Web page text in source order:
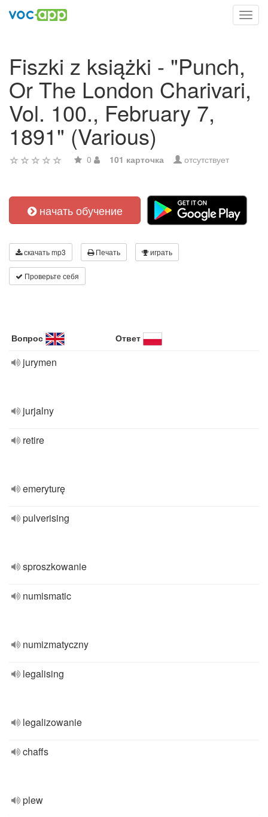
Fiszki z książki - "Punch,
Or The London Charivari,
Vol. 100., February 7,
1891" (Various)
0 101 карточка отсутствует
начать обучение
скачать mp3 Печать играть
Проверьте себя
Вопрос Ответ
jurymen
jurjalny
retire
emeryturę
pulverising
sproszkowanie
numismatic
numizmatyczny
legalising
legalizowanie
chaffs
plew